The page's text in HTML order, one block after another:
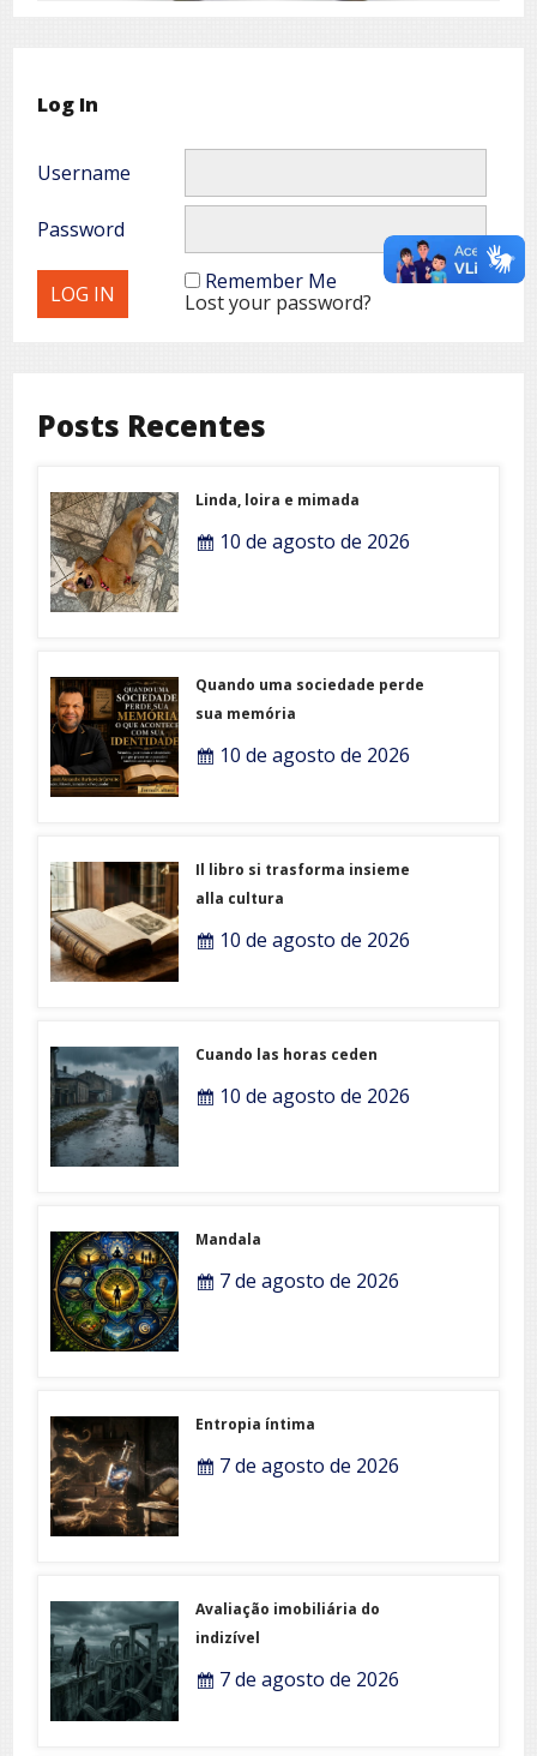
Log In
Username
Password
Remember Me
Lost your password?
Posts Recentes
Linda, loira e mimada
10 de agosto de 2026
Quando uma sociedade perde
sua memória
10 de agosto de 2026
Il libro si trasforma insieme
alla cultura
10 de agosto de 2026
Cuando las horas ceden
10 de agosto de 2026
Mandala
7 de agosto de 2026
Entropia íntima
7 de agosto de 2026
Avaliação imobiliária do
indizível
7 de agosto de 2026